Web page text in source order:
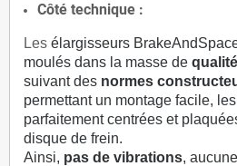
Côté technique :
Les élargisseurs
moulés dans la masse de
suivant des normes
permettant un montage facile,
parfaitement centrées et
disque de frein.
Ainsi, pas de vibrations,